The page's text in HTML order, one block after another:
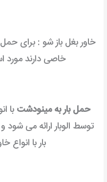
خاور بغل باز شو : برای حمل
خاصی دارند مورد
حمل بار به مینودشت با
توسط الوبار ارائه می
بار با انواع